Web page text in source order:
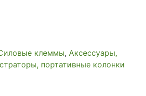
клеммы, Аксессуары,
портативные колонки